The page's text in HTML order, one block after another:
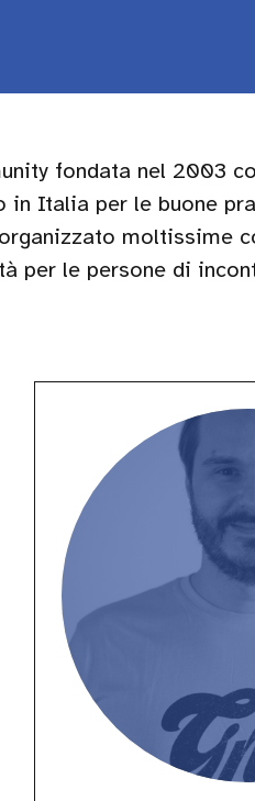
fondata nel 2003
in Italia per le buone
moltissime
per le persone di